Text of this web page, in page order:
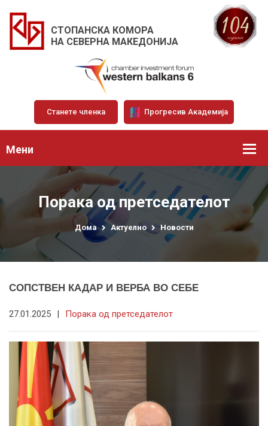
СТОПАНСКА КОМОРА
НА СЕВЕРНА МАКЕДОНИЈА
Станете членка Прогресив Академија
Мени
Порака од претседателот
Дома Актуелно Новости
СОПСТВЕН КАДАР И ВЕРБА ВО СЕБЕ
27.01.2025 | Порака од претседателот